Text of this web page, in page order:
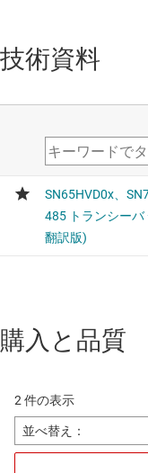
技術資料
購入と品質